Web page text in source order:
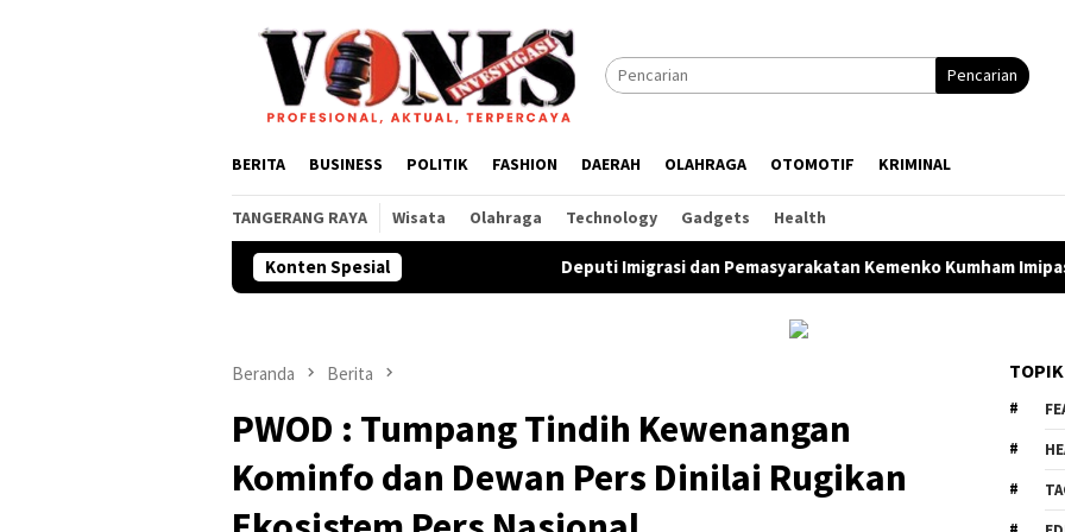
Pencarian
BERITA BUSINESS POLITIK FASHION DAERAH OLAHRAGA OTOMOTIF KRIMINAL
TANGERANG RAYA Wisata Olahraga Technology Gadgets Health
Konten Spesial Deputi Imigrasi dan Pemasyarakatan Kemenko Kumham Imipas Kunjungi Lapas
Beranda Berita
PWOD : Tumpang Tindih Kewenangan
Kominfo dan Dewan Pers Dinilai Rugikan